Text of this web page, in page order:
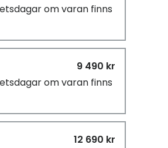
om varan finns
9 490 kr
om varan finns
12 690 kr